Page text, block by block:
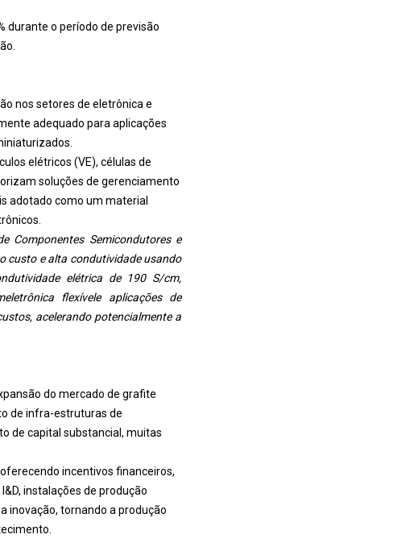
durante o período de previsão
nos setores de eletrônica e
adequado para aplicações
elétricos (VE), células de
soluções de gerenciamento
adotado como um material
Componentes Semicondutores e
custo e alta condutividade usando
elétrica de 190 S/cm,
eletrônica flexívele aplicações de
acelerando potencialmente a
do mercado de grafite
de infra-estruturas de
de capital substancial, muitas
incentivos financeiros,
instalações de produção
inovação, tornando a produção